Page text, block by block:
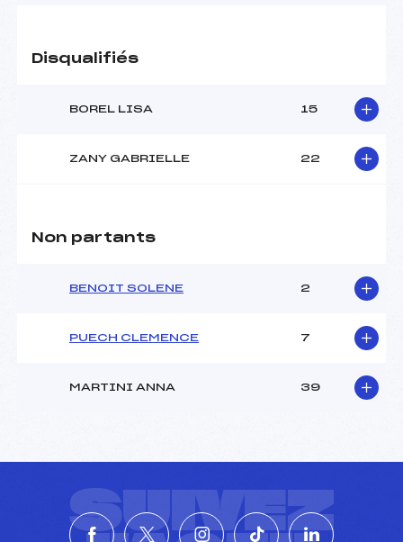
Disqualifiés
BOREL LISA 15
ZANY GABRIELLE 22
Non partants
BENOIT SOLENE 2
PUECH CLEMENCE 7
MARTINI ANNA 39
SUIVEZ